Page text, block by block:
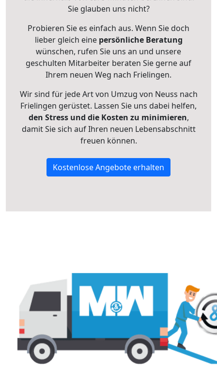
Sie glauben uns nicht?
Probieren Sie es einfach aus. Wenn Sie doch
lieber gleich eine persönliche Beratung
wünschen, rufen Sie uns an und unsere
geschulten Mitarbeiter beraten Sie gerne auf
Ihrem neuen Weg nach Frielingen.
Wir sind für jede Art von Umzug von Neuss nach
Frielingen gerüstet. Lassen Sie uns dabei helfen,
den Stress und die Kosten zu minimieren,
damit Sie sich auf Ihren neuen Lebensabschnitt
freuen können.
Kostenlose Angebote erhalten